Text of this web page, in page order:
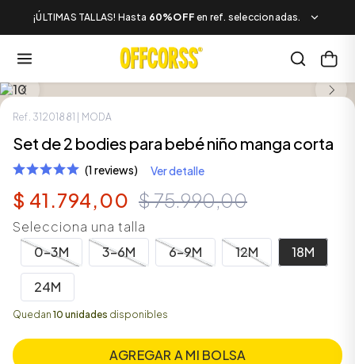
¡ÚLTIMAS TALLAS! Hasta 60%OFF en ref. seleccionadas.
Ref. 31201881 | MODA
Set de 2 bodies para bebé niño manga corta
(1 reviews) Ver detalle
$ 41 .794,00 $75.990,00
Selecciona una talla
0-3M
3-6M 6-9M 12M 18M
24M
Quedan 10 unidades disponibles
AGREGAR A MI BOLSA